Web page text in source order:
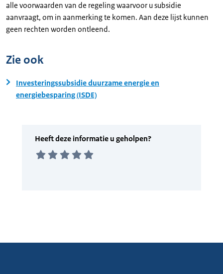
alle voorwaarden van de regeling waarvoor u subsidie
aanvraagt, om in aanmerking te komen. Aan deze lijst kunnen
geen rechten worden ontleend.
Zie ook
Investeringssubsidie duurzame energie en
energiebesparing (ISDE)